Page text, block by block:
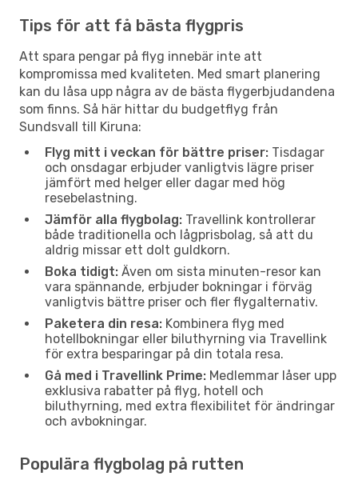
Tips för att få bästa flygpris
Att spara pengar på flyg innebär inte att
kompromissa med kvaliteten. Med smart planering
kan du låsa upp några av de bästa flygerbjudandena
som finns. Så här hittar du budgetflyg från
Sundsvall till Kiruna:
Flyg mitt i veckan för bättre priser: Tisdagar
och onsdagar erbjuder vanligtvis lägre priser
jämfört med helger eller dagar med hög
resebelastning.
Jämför alla flygbolag: Travellink kontrollerar
både traditionella och lågprisbolag, så att du
aldrig missar ett dolt guldkorn.
Boka tidigt: Även om sista minuten-resor kan
vara spännande, erbjuder bokningar i förväg
vanligtvis bättre priser och fler flygalternativ.
Paketera din resa: Kombinera flyg med
hotellbokningar eller biluthyrning via Travellink
för extra besparingar på din totala resa.
Gå med i Travellink Prime: Medlemmar låser upp
exklusiva rabatter på flyg, hotell och
biluthyrning, med extra flexibilitet för ändringar
och avbokningar.
Populära flygbolag på rutten